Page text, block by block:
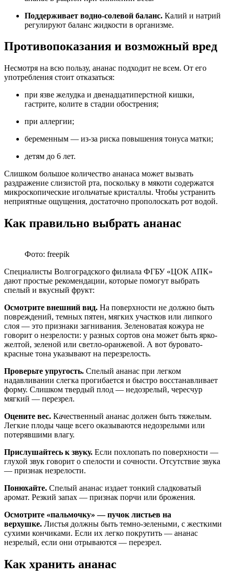
Поддерживает водно-солевой баланс. Калий и натрий
регулируют баланс жидкости в организме.
Противопоказания и возможный вред
Несмотря на всю пользу, ананас подходит не всем. От его
употребления стоит отказаться:
при язве желудка и двенадцатиперстной кишки,
гастрите, колите в стадии обострения;
при аллергии;
беременным — из-за риска повышения тонуса матки;
детям до 6 лет.
Слишком большое количество ананаса может вызвать
раздражение слизистой рта, поскольку в мякоти содержатся
микроскопические игольчатые кристаллы. Чтобы устранить
неприятные ощущения, достаточно прополоскать рот водой.
Как правильно выбрать ананас
Фото: freepik
Специалисты Волгоградского филиала ФГБУ «ЦОК АПК»
дают простые рекомендации, которые помогут выбрать
спелый и вкусный фрукт:
Осмотрите внешний вид. На поверхности не должно быть
повреждений, темных пятен, мягких участков или липкого
слоя — это признаки загнивания. Зеленоватая кожура не
говорит о незрелости: у разных сортов она может быть ярко-
желтой, зеленой или светло-оранжевой. А вот буровато-
красные тона указывают на перезрелость.
Проверьте упругость. Спелый ананас при легком
надавливании слегка прогибается и быстро восстанавливает
форму. Слишком твердый плод — недозрелый, чересчур
мягкий — перезрел.
Оцените вес. Качественный ананас должен быть тяжелым.
Легкие плоды чаще всего оказываются недозрелыми или
потерявшими влагу.
Прислушайтесь к звуку. Если похлопать по поверхности —
глухой звук говорит о спелости и сочности. Отсутствие звука
— признак незрелости.
Понюхайте. Спелый ананас издает тонкий сладковатый
аромат. Резкий запах — признак порчи или брожения.
Осмотрите «пальмочку» — пучок листьев на
верхушке. Листья должны быть темно-зелеными, с жесткими
сухими кончиками. Если их легко покрутить — ананас
незрелый, если они отрываются — перезрел.
Как хранить ананас